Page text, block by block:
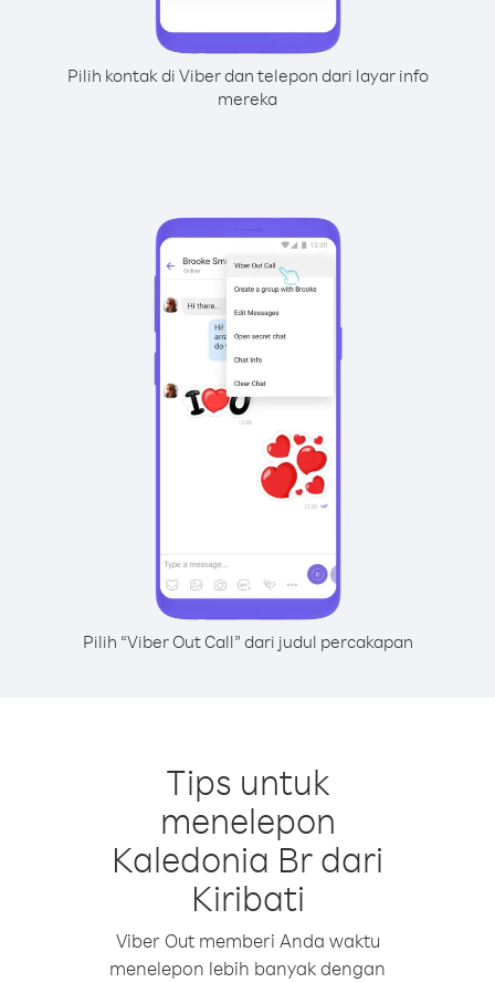
Pilih kontak di Viber dan telepon dari layar info
mereka
Pilih “Viber Out Call” dari judul percakapan
Tips untuk
menelepon
Kaledonia Br dari
Kiribati
Viber Out memberi Anda waktu
menelepon lebih banyak dengan